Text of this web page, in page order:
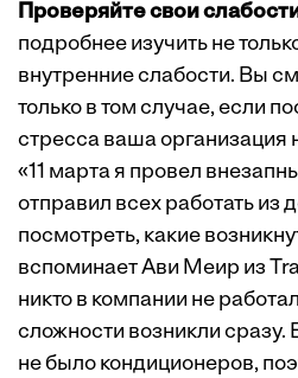
Проверяйте свои
подробнее изучить не
внутренние слабости. Вы
только в том случае, если
стресса ваша организация
«11 марта я провел
отправил всех работать из
посмотреть, какие
вспоминает Ави Меир из
никто в компании не
сложности возникли
не было кондиционеров,